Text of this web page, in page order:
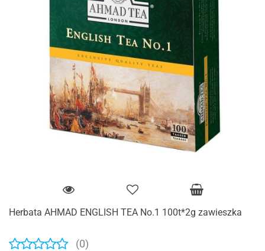
Herbata AHMAD ENGLISH TEA No.1 100t*2g zawieszka
(0)